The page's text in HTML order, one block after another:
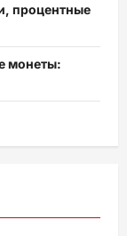
процентные
монеты: